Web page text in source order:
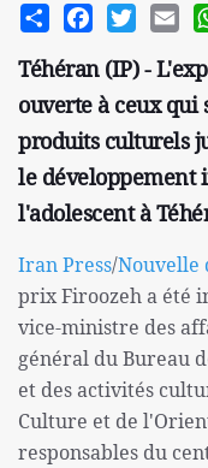
Share FacebookTwitter
Téhéran (IP) -
ouverte à ceux qui
produits culturels
le développement
l'adolescent à
Iran Press/Nouvelle
prix Firoozeh a été
vice-ministre des
général du Bureau
et des activités
Culture et de
responsables du